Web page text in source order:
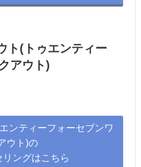
ト(トゥエンティー
アウト)
ンティーフォーセブンワ
ウト)の
ングはこちら